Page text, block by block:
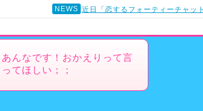
NEWS 近日「恋するフォーティーチャッ
あんなです！おかえりって言
ってほしい；；